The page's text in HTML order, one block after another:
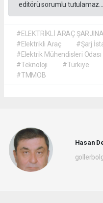
editörü sorumlu tutulamaz...
#ELEKTRİKLİ ARAÇ
#Elektrikli Araç
#Şarj
#Elektrik Mühendisleri Odası
#Teknoloji
#Türkiye
#TMMOB
Hasan